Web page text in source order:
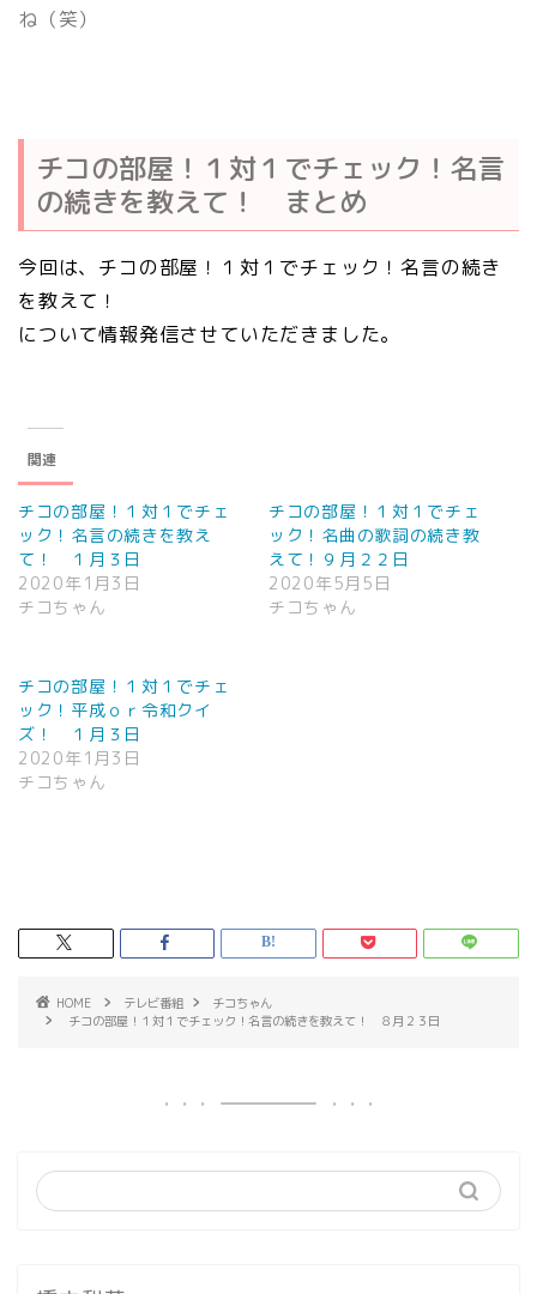
ね（笑）
チコの部屋！１対１でチェック！名言
の続きを教えて！ まとめ
今回は、チコの部屋！１対１でチェック！名言の続き
を教えて！
について情報発信させていただきました。
関連
チコの部屋！１対１でチェ
ック！名言の続きを教え
て！ １月３日
2020年1月3日
チコちゃん
チコの部屋！１対１でチェ
ック！名曲の歌詞の続き教
えて！９月２２日
2020年5月5日
チコちゃん
チコの部屋！１対１でチェ
ック！平成ｏｒ令和クイ
ズ！ １月３日
2020年1月3日
チコちゃん
HOME テレビ番組
チコちゃん
チコの部屋！１対１でチェック！名言の続きを教えて！ ８月２３日